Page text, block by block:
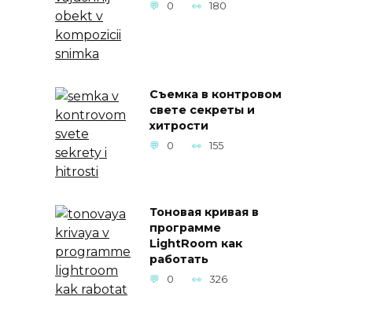
0 180
Съемка в контровом
свете секреты и
хитрости
0 155
Тоновая кривая в
программе
LightRoom как
работать
0 326